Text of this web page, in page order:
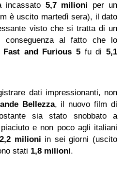
incassato 5,7 milioni per un
è uscito martedì sera), il dato
visto che si tratta di un
conseguenza al fatto che lo
Fast and Furious 5 fu di 5,1
dati impressionanti, non
Bellezza, il nuovo film di
sia stato snobbato a
e non poco agli italiani
2,2 milioni in sei giorni (uscito
stati 1,8 milioni.